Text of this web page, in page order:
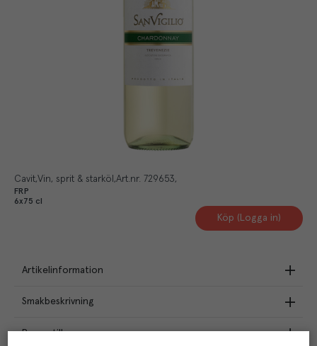
Cavit Vin, sprit & starköl Art.nr. 729653
FRP
6x75 cl
Köp (Logga in)
Artikelinformation
Smakbeskrivning
Passar till